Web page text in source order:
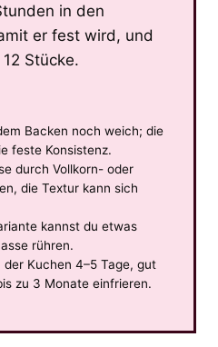
in den
er fest wird, und
Stücke.
Backen noch weich; die
feste Konsistenz.
durch Vollkorn- oder
die Textur kann sich
kannst du etwas
rühren.
Kuchen 4–5 Tage, gut
zu 3 Monate einfrieren.